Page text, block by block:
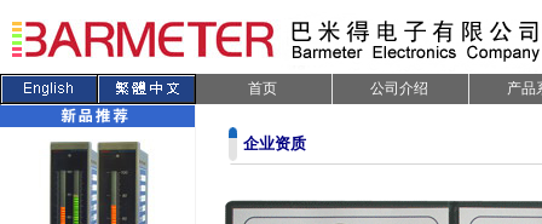
首页 公司介绍 产品
企业资质